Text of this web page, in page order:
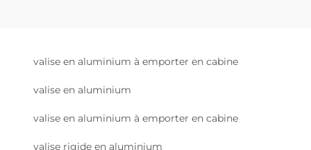
valise en aluminium à emporter en cabine
valise en aluminium
valise en aluminium à emporter en cabine
valise rigide en aluminium